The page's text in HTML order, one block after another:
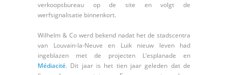
verkoopsbureau op de site en volgt de
werfsignalisatie binnenkort.
Wilhelm & Co werd bekend nadat het de stadscentra
van Louvain-la-Neuve en Luik nieuw leven had
ingeblazen met de projecten L’esplanade en
Médiacité. Dit jaar is het tien jaar geleden dat de